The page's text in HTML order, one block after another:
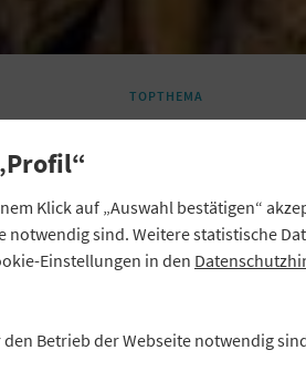
TOPTHEMA
stark
Brot entscheidet sich nicht erst
bei, dass aus dem Rohstoff
Klick auf „Auswahl bestätigen“
notwendig sind. Weitere statistische
Einstellungen in den
Betrieb der Webseite notwendig